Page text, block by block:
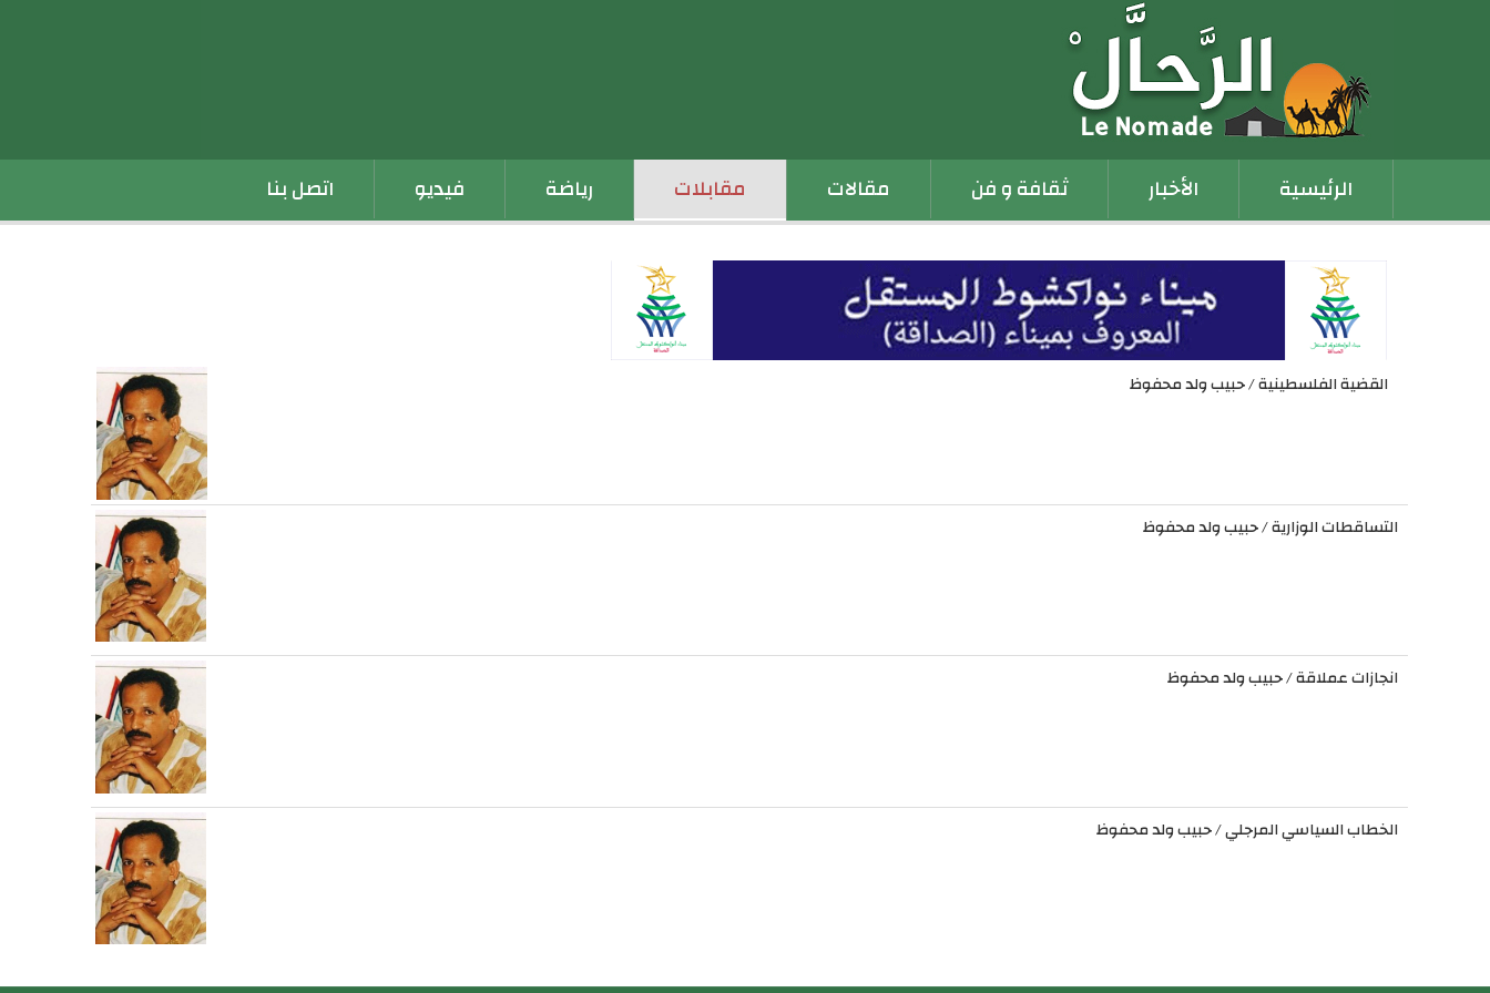
Main
navigation
الرئيسية الأخبار ثقافة و فن مقالات مقابلات رياضة فيديو اتصل بنا
القضية الفلسطينية / حبيب ولد محفوظ
التساقطات الوزارية / حبيب ولد محفوظ
انجازات عملاقة / حبيب ولد محفوظ
الخطاب السياسي المرجلي / حبيب ولد محفوظ